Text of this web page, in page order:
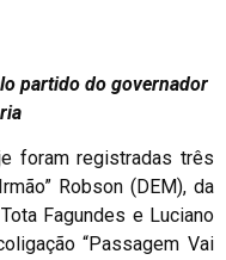
partido do governador
foram registradas três
Robson (DEM), da
Fagundes e Luciano
“Passagem Vai